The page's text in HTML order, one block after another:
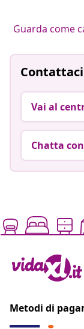
Guarda come
Vai al
Chatta
Metodi di